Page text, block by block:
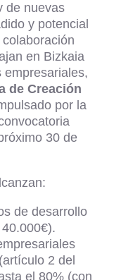
de nuevas
y potencial
en Bizkaia
empresariales,
de Creación
por la
30 de
de desarrollo
2 del
el 80% (con